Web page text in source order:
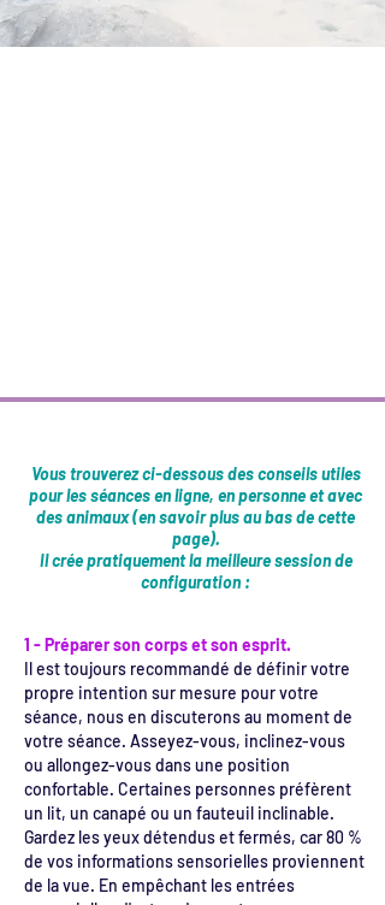
Vous trouverez ci-dessous des conseils utiles
pour les séances en ligne, en personne et avec
des animaux (en savoir plus au bas de cette
page).
Il crée pratiquement la meilleure session de
configuration :
1 - Préparer son corps et son esprit.
Il est toujours recommandé de définir votre
propre intention sur mesure pour votre
séance, nous en discuterons au moment de
votre séance. Asseyez-vous, inclinez-vous
ou allongez-vous dans une position
confortable. Certaines personnes préfèrent
un lit, un canapé ou un fauteuil inclinable.
Gardez les yeux détendus et fermés, car 80 %
de vos informations sensorielles proviennent
de la vue. En empêchant les entrées